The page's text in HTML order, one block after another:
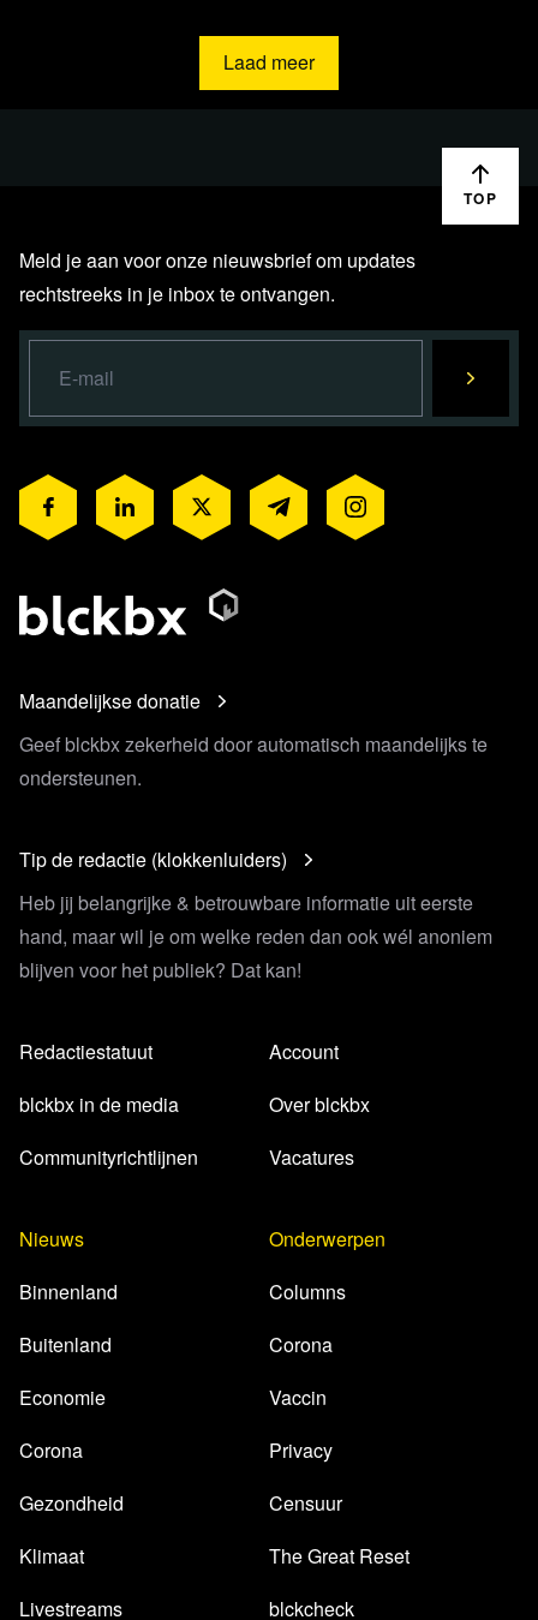
Laad meer
TOP
Meld je aan voor onze nieuwsbrief om updates
rechtstreeks in je inbox te ontvangen.
Maandelijkse donatie
Geef blckbx zekerheid door automatisch maandelijks te
ondersteunen.
Tip de redactie (klokkenluiders)
Heb jij belangrijke & betrouwbare informatie uit eerste
hand, maar wil je om welke reden dan ook wél anoniem
blijven voor het publiek? Dat kan!
Redactiestatuut
blckbx in de media
Communityrichtlijnen
Account
Over blckbx
Vacatures
Nieuws
Binnenland
Buitenland
Economie
Corona
Gezondheid
Klimaat
Livestreams
Onderwerpen
Columns
Corona
Vaccin
Privacy
Censuur
The Great Reset
blckcheck